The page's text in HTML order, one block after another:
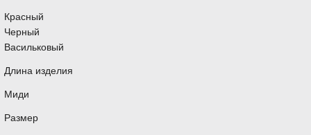
Красный
Черный
Васильковый
Длина изделия
Миди
Размер